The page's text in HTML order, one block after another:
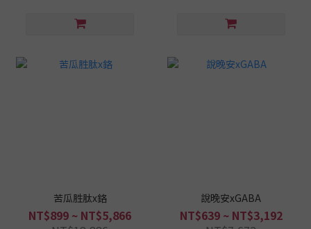
苦瓜胜肽x鉻
NT$899 ~ NT$5,866
說晚安xGABA
NT$639 ~ NT$3,192